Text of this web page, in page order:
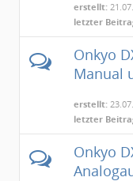
erstellt:
letzter
Onkyo
Manual
erstellt:
letzter
Onkyo